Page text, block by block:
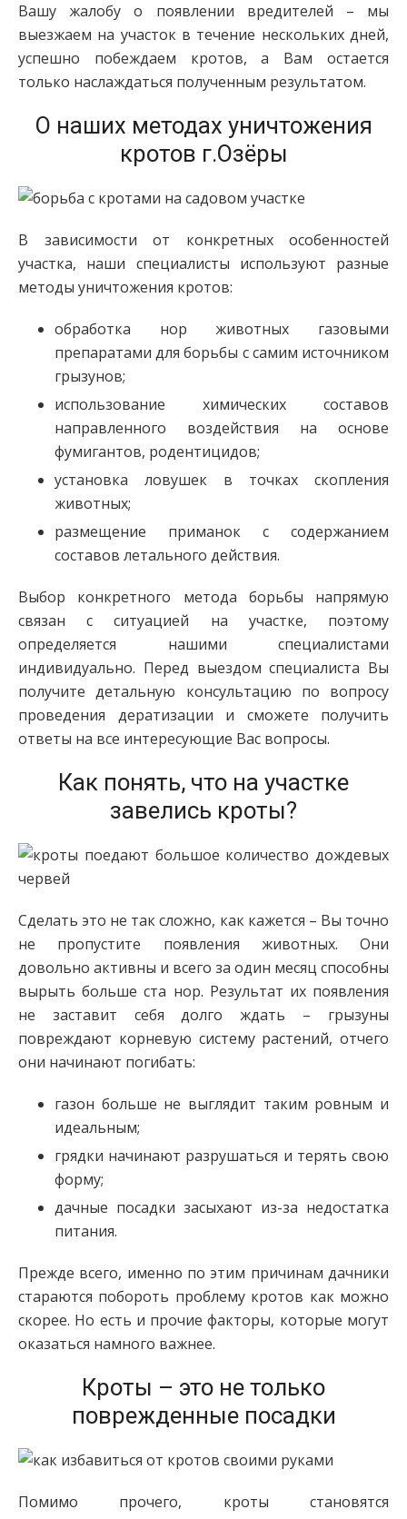
Вашу жалобу о появлении вредителей – мы
выезжаем на участок в течение нескольких дней,
успешно побеждаем кротов, а Вам остается
только наслаждаться полученным результатом.
О наших методах уничтожения
кротов г.Озёры
В зависимости от конкретных особенностей
участка, наши специалисты используют разные
методы уничтожения кротов:
обработка нор животных газовыми
препаратами для борьбы с самим источником
грызунов;
использование химических составов
направленного воздействия на основе
фумигантов, родентицидов;
установка ловушек в точках скопления
животных;
размещение приманок с содержанием
составов летального действия.
Выбор конкретного метода борьбы напрямую
связан с ситуацией на участке, поэтому
определяется нашими специалистами
индивидуально. Перед выездом специалиста Вы
получите детальную консультацию по вопросу
проведения дератизации и сможете получить
ответы на все интересующие Вас вопросы.
Как понять, что на участке
завелись кроты?
Сделать это не так сложно, как кажется – Вы точно
не пропустите появления животных. Они
довольно активны и всего за один месяц способны
вырыть больше ста нор. Результат их появления
не заставит себя долго ждать – грызуны
повреждают корневую систему растений, отчего
они начинают погибать:
газон больше не выглядит таким ровным и
идеальным;
грядки начинают разрушаться и терять свою
форму;
дачные посадки засыхают из-за недостатка
питания.
Прежде всего, именно по этим причинам дачники
стараются побороть проблему кротов как можно
скорее. Но есть и прочие факторы, которые могут
оказаться намного важнее.
Кроты – это не только
поврежденные посадки
Помимо прочего, кроты становятся